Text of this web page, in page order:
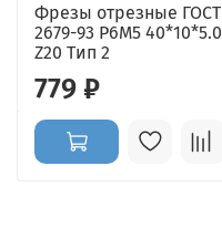
Фрезы отрезные ГОСТ
2679-93 Р6М5 40*10*5.0
Z20 Тип 2
779 ₽